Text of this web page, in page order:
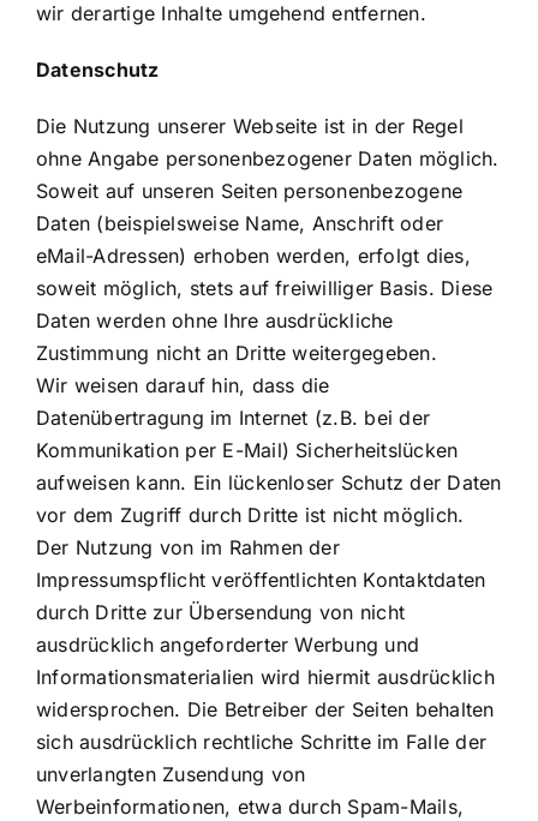
wir derartige Inhalte umgehend entfernen.
Datenschutz
Die Nutzung unserer Webseite ist in der Regel
ohne Angabe personenbezogener Daten möglich.
Soweit auf unseren Seiten personenbezogene
Daten (beispielsweise Name, Anschrift oder
eMail-Adressen) erhoben werden, erfolgt dies,
soweit möglich, stets auf freiwilliger Basis. Diese
Daten werden ohne Ihre ausdrückliche
Zustimmung nicht an Dritte weitergegeben.
Wir weisen darauf hin, dass die
Datenübertragung im Internet (z.B. bei der
Kommunikation per E-Mail) Sicherheitslücken
aufweisen kann. Ein lückenloser Schutz der Daten
vor dem Zugriff durch Dritte ist nicht möglich.
Der Nutzung von im Rahmen der
Impressumspflicht veröffentlichten Kontaktdaten
durch Dritte zur Übersendung von nicht
ausdrücklich angeforderter Werbung und
Informationsmaterialien wird hiermit ausdrücklich
widersprochen. Die Betreiber der Seiten behalten
sich ausdrücklich rechtliche Schritte im Falle der
unverlangten Zusendung von
Werbeinformationen, etwa durch Spam-Mails,